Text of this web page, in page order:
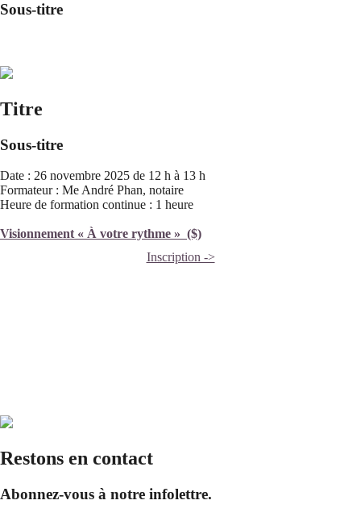
Sous-titre
Titre
Sous-titre
Date : 26 novembre 2025 de 12 h à 13 h
Formateur : Me André Phan, notaire
Heure de formation continue : 1 heure
Visionnement « À votre rythme » ($)
Inscription ->
Restons en contact
Abonnez-vous à notre infolettre.